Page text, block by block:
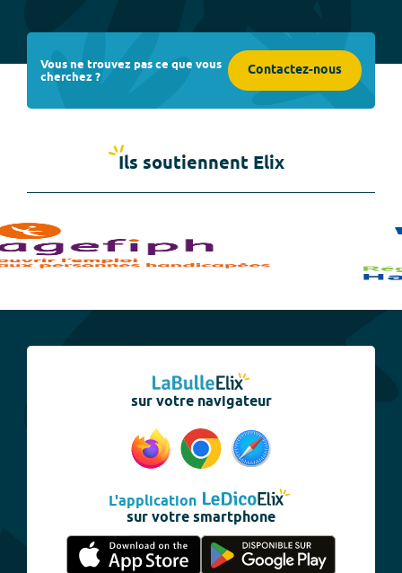
Vous ne trouvez pas ce que vous
cherchez ? Contactez-nous
Ils soutiennent Elix
sur votre navigateur
L'application
sur votre smartphone